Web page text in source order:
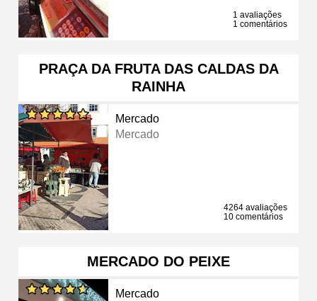
1 avaliações
1 comentários
PRAÇA DA FRUTA DAS CALDAS DA
RAINHA
Mercado
Mercado
4264 avaliações
10 comentários
MERCADO DO PEIXE
Mercado